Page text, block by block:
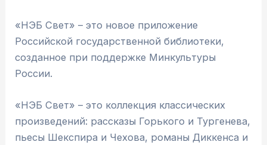
«НЭБ Свет» – это новое приложение
Российской государственной библиотеки,
созданное при поддержке Минкультуры
России.
«НЭБ Свет» – это коллекция классических
произведений: рассказы Горького и Тургенева,
пьесы Шекспира и Чехова, романы Диккенса и